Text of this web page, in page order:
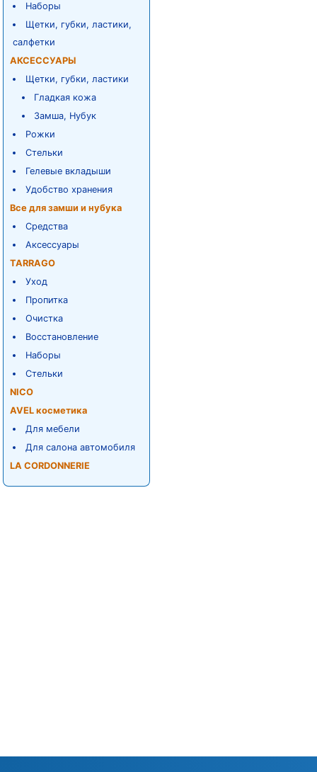
Наборы
Щетки, губки, ластики,
салфетки
АКСЕССУАРЫ
Щетки, губки, ластики
Гладкая кожа
Замша, Нубук
Рожки
Стельки
Гелевые вкладыши
Удобство хранения
Все для замши и нубука
Средства
Аксессуары
TARRAGO
Уход
Пропитка
Очистка
Восстановление
Наборы
Стельки
NICO
AVEL косметика
Для мебели
Для салона автомобиля
LA CORDONNERIE